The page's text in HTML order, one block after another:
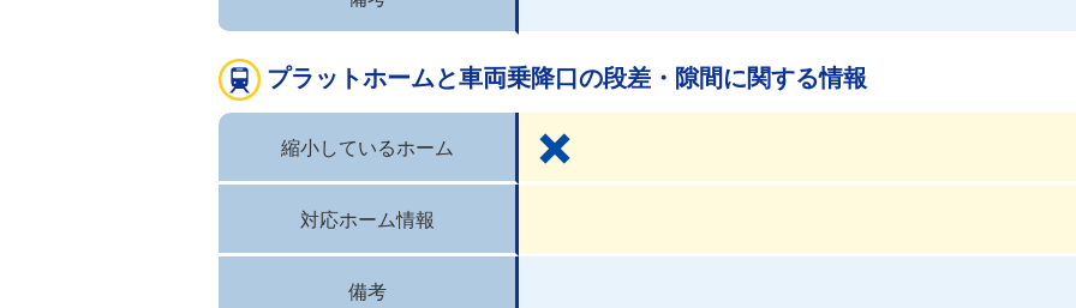
プラットホームと車両乗降口の段差・隙間に関する情報
縮小しているホーム
対応ホーム情報
備考